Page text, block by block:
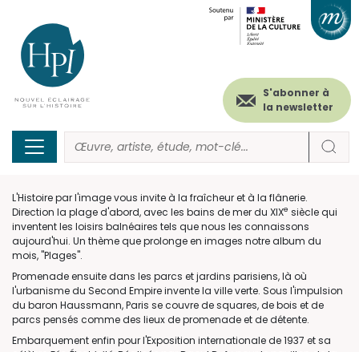
contenu
principal
Menu
secondaire
(header)
S'abonner à
la newsletter
L'Histoire par l'image vous invite à la fraîcheur et à la flânerie.
Direction la plage d'abord, avec les bains de mer du XIXe siècle qui
inventent les loisirs balnéaires tels que nous les connaissons
aujourd'hui. Un thème que prolonge en images notre album du
mois, "Plages".
Promenade ensuite dans les parcs et jardins parisiens, là où
l'urbanisme du Second Empire invente la ville verte. Sous l'impulsion
du baron Haussmann, Paris se couvre de squares, de bois et de
parcs pensés comme des lieux de promenade et de détente.
Embarquement enfin pour l'Exposition internationale de 1937 et sa